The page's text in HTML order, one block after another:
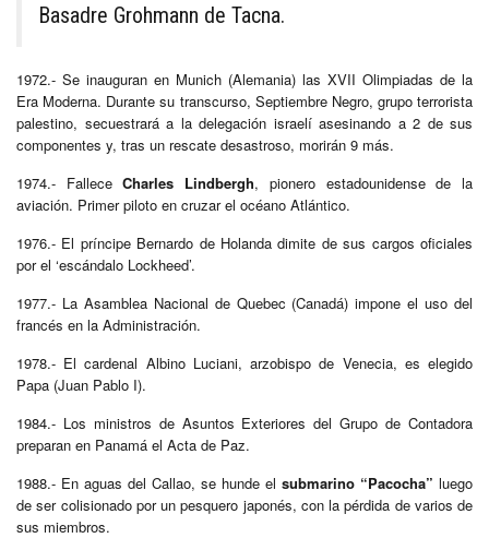
Basadre Grohmann de Tacna.
1972.- Se inauguran en Munich (Alemania) las XVII Olimpiadas de la
Era Moderna. Durante su transcurso, Septiembre Negro, grupo terrorista
palestino, secuestrará a la delegación israelí asesinando a 2 de sus
componentes y, tras un rescate desastroso, morirán 9 más.
1974.- FalleceCharles Lindbergh, pionero estadounidense de la
aviación. Primer piloto en cruzar el océano Atlántico.
1976.- El príncipe Bernardo de Holanda dimite de sus cargos oficiales
por el ‘escándalo Lockheed’.
1977.- La Asamblea Nacional de Quebec (Canadá) impone el uso del
francés en la Administración.
1978.- El cardenal Albino Luciani, arzobispo de Venecia, es elegido
Papa (Juan Pablo I).
1984.- Los ministros de Asuntos Exteriores del Grupo de Contadora
preparan en Panamá el Acta de Paz.
1988.- En aguas del Callao, se hunde el submarino “Pacocha” luego
de ser colisionado por un pesquero japonés, con la pérdida de varios de
sus miembros.